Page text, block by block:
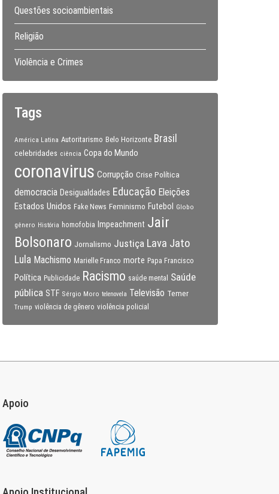
Questões socioambientais
Religião
Violência e Crimes
Tags
América Latina Autoritarismo Belo Horizonte Brasil
celebridades ciência Copa do Mundo
coronavirus Corrupção Crise Política
democracia Desigualdades Educação Eleições
Estados Unidos Fake News Feminismo Futebol Globo
gênero História homofobia Impeachment Jair
Bolsonaro Jornalismo Justiça Lava Jato
Lula Machismo Marielle Franco morte Papa Francisco
Política Publicidade Racismo saúde mental
Saúde
pública STF Sérgio Moro telenovela Televisão Temer
Trump violência de gênero violência policial
Apoio